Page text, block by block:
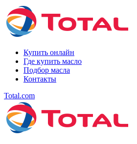
Купить онлайн
Где купить масло
Подбор масла
Контакты
Total.com